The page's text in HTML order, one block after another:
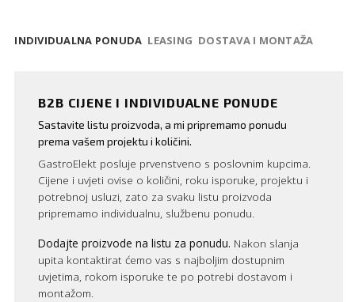
INDIVIDUALNA PONUDA LEASING DOSTAVA I MONTAŽA
B2B CIJENE I INDIVIDUALNE PONUDE
Sastavite listu proizvoda, a mi pripremamo ponudu
prema vašem projektu i količini.
GastroElekt posluje prvenstveno s poslovnim kupcima.
Cijene i uvjeti ovise o količini, roku isporuke, projektu i
potrebnoj usluzi, zato za svaku listu proizvoda
pripremamo individualnu, službenu ponudu.
Dodajte proizvode na listu za ponudu. Nakon slanja
upita kontaktirat ćemo vas s najboljim dostupnim
uvjetima, rokom isporuke te po potrebi dostavom i
montažom.